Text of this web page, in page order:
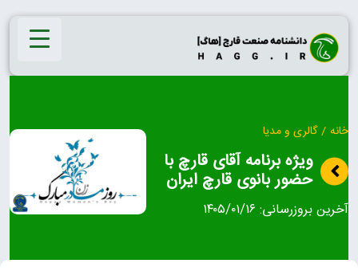
Skip
content
خانه / گالری و مدیا
ویژه برنامه آقای قارچ با
حضور بانوی قارچ ایران
آخرین بروزرسانی: ۱۴۰۵/۰۱/۱۶